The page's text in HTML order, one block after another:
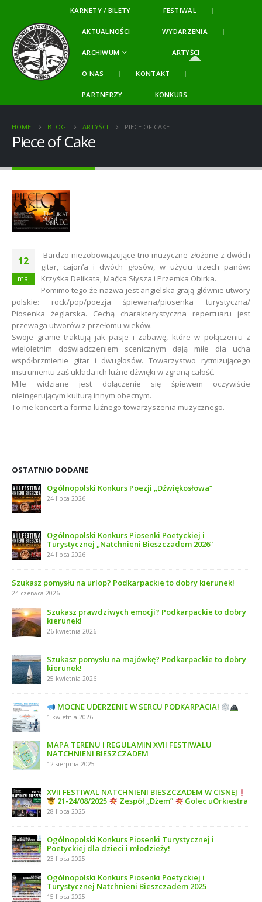
KARNETY / BILETY FESTIWAL
AKTUALNOŚCI WYDARZENIA
ARCHIWUM ARTYŚCI
O NAS KONTAKT
PARTNERZY KONKURS
HOME BLOG ARTYŚCI PIECE OF CAKE
Piece of Cake
12
maj
Bardzo niezobowiązujące trio muzyczne złożone z dwóch
gitar, cajon’a i dwóch głosów, w użyciu trzech panów:
Krzyśka Delikata, Maćka Słysza i Przemka Obirka.
Pomimo tego że nazwa jest angielska grają głównie utwory
polskie: rock/pop/poezja śpiewana/piosenka turystyczna/
Piosenka żeglarska. Cechą charakterystyczna repertuaru jest
przewaga utworów z przełomu wieków.
Swoje granie traktują jak pasje i zabawę, które w połączeniu z
wieloletnim doświadczeniem scenicznym dają miłe dla ucha
współbrzmienie gitar i dwugłosów. Towarzystwo rytmizującego
instrumentu zaś układa ich luźne dźwięki w zgraną całość.
Mile widziane jest dołączenie się śpiewem oczywiście
nieingerującym kulturą innym obecnym.
To nie koncert a forma luźnego towarzyszenia muzycznego.
OSTATNIO DODANE
Ogólnopolski Konkurs Poezji „Dźwiękosłowa”
24 lipca 2026
Ogólnopolski Konkurs Piosenki Poetyckiej i
Turystycznej „Natchnieni Bieszczadem 2026”
24 lipca 2026
Szukasz pomysłu na urlop? Podkarpackie to dobry kierunek!
24 czerwca 2026
Szukasz prawdziwych emocji? Podkarpackie to dobry
kierunek!
26 kwietnia 2026
Szukasz pomysłu na majówkę? Podkarpackie to dobry
kierunek!
25 kwietnia 2026
MOCNE UDERZENIE W SERCU PODKARPACIA!
1 kwietnia 2026
MAPA TERENU I REGULAMIN XVII FESTIWALU
NATCHNIENI BIESZCZADEM
12 sierpnia 2025
XVII FESTIWAL NATCHNIENI BIESZCZADEM W CISNEJ
21-24/08/2025
Zespół „Dżem” Golec uOrkiestra
28 lipca 2025
Ogólnopolski Konkurs Piosenki Turystycznej i
Poetyckiej dla dzieci i młodzieży!
23 lipca 2025
Ogólnopolski Konkurs Piosenki Poetyckiej i
Turystycznej Natchnieni Bieszczadem 2025
15 lipca 2025